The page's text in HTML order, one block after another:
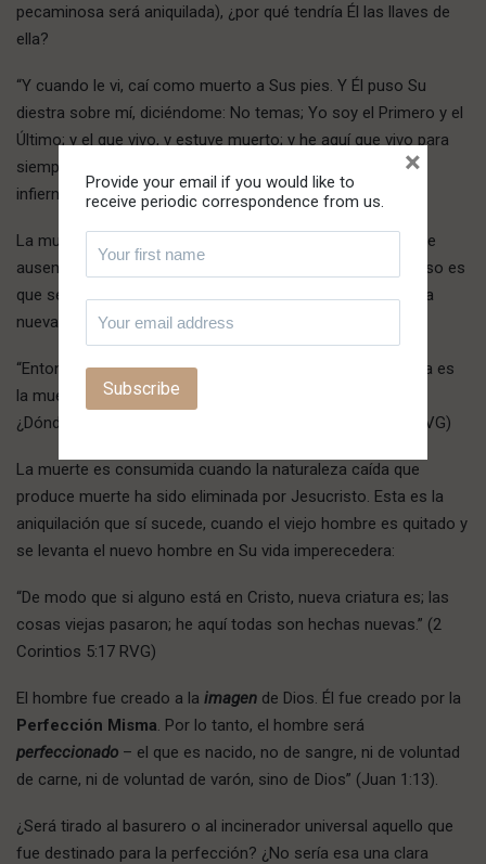
pecaminosa será aniquilada), ¿por qué tendría Él las llaves de
ella?
“Y cuando le vi, caí como muerto a Sus pies. Y Él puso Su
diestra sobre mí, diciéndome: No temas; Yo soy el Primero y el
Último; y el que vivo, y estuve muerto; y he aquí que vivo para
siempre, amén. Y tengo las llaves de la muerte y del
infierno.” (Apocalipsis 1:17-18 RVG)
La muerte es la ausencia de Dios – y Dios es Vida. Él no se
ausenta para siempre.
De eso es
que se trata Su obra en la cruz y la resurrección a una vida
nueva e imperecedera.
“Entonces se cumplirá la palabra que está escrita: ‘Sorbida es
la muerte en victoria. ¿Dónde está, oh muerte, tu aguijón?
¿Dónde, oh sepulcro, tu victoria?’” (1 Corintios 15:54-55 RVG)
La muerte es consumida cuando la naturaleza caída que
produce muerte ha sido eliminada por Jesucristo. Esta es la
aniquilación que sí sucede, cuando el viejo hombre es quitado y
se levanta el nuevo hombre en Su vida imperecedera:
“De modo que si alguno está en Cristo, nueva criatura es; las
cosas viejas pasaron; he aquí todas son hechas nuevas.” (2
Corintios 5:17 RVG)
El hombre fue creado a la imagen de Dios. Él fue creado por la
Perfección Misma . Por lo tanto, el hombre será
perfeccionado – el que es nacido, no de sangre, ni de voluntad
de carne, ni de voluntad de varón, sino de Dios” (Juan 1:13).
¿Será tirado al basurero o al incinerador universal aquello que
fue destinado para la perfección? ¿No sería esa una clara
Provide your email if you would like to
receive periodic correspondence from us.
×